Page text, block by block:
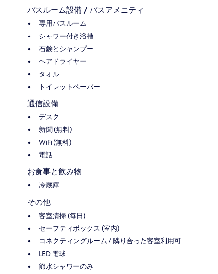
バスルーム設備 / バスアメニティ
専用バスルーム
シャワー付き浴槽
石鹸とシャンプー
ヘアドライヤー
タオル
トイレットペーパー
通信設備
デスク
新聞 (無料)
WiFi (無料)
電話
お食事と飲み物
冷蔵庫
その他
客室清掃 (毎日)
セーフティボックス (室内)
コネクティングルーム / 隣り合った客室利用可
LED 電球
節水シャワーのみ